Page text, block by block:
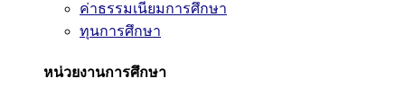
ค่าธรรมเนียมการศึกษา
ทุนการศึกษา
หน่วยงานการศึกษา